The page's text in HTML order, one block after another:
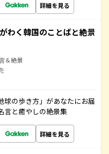
詳細を見る
わく韓国のことばと絶景
＆絶景
球の歩き方」があなたにお届
言と癒やしの絶景集
詳細を見る